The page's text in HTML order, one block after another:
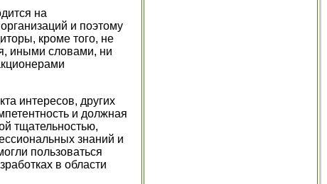
на
и поэтому
кроме того, не
иными словами, ни
интересов, других
и должная
тщательностью,
знаний и
пользоваться
в области